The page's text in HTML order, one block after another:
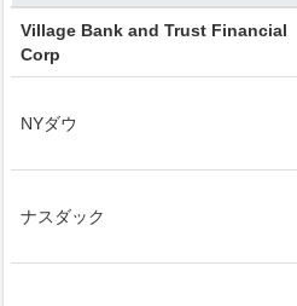
Village Bank and Trust Financial
Corp
NYダウ
ナスダック